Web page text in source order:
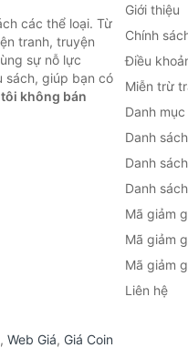
các thể loại. Từ
tranh, truyện
sự nỗ lực
sách, giúp bạn có
không bán
Giới thiệu
Chính
Điều
Miễn trừ
Danh mục
Danh
Danh
Danh
Mã giảm
Mã giảm
Mã giảm
Liên hệ
, Web Giá, Giá Coin